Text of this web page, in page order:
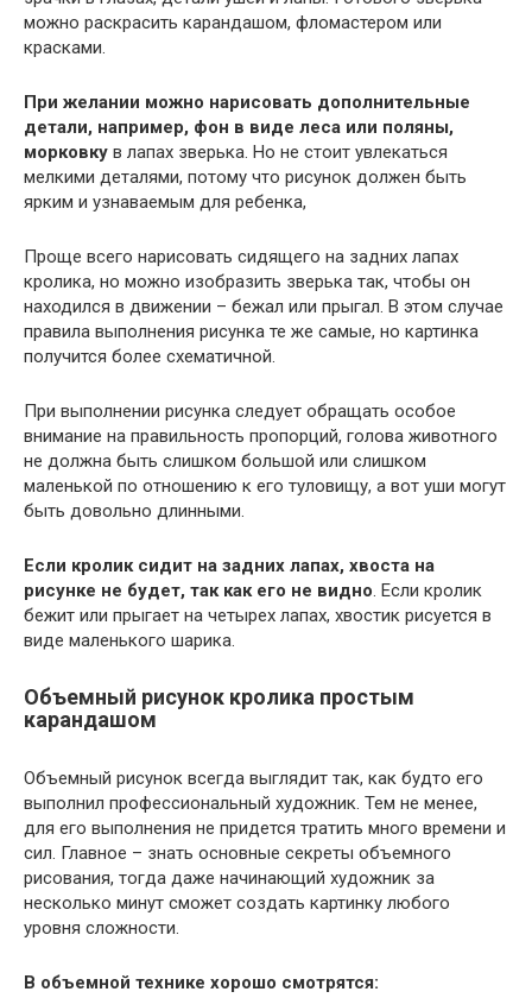
можно раскрасить карандашом, фломастером или
красками.
При желании можно нарисовать дополнительные
детали, например, фон в виде леса или поляны,
морковку в лапах зверька. Но не стоит увлекаться
мелкими деталями, потому что рисунок должен быть
ярким и узнаваемым для ребенка,
Проще всего нарисовать сидящего на задних лапах
кролика, но можно изобразить зверька так, чтобы он
находился в движении – бежал или прыгал. В этом случае
правила выполнения рисунка те же самые, но картинка
получится более схематичной.
При выполнении рисунка следует обращать особое
внимание на правильность пропорций, голова животного
не должна быть слишком большой или слишком
маленькой по отношению к его туловищу, а вот уши могут
быть довольно длинными.
Если кролик сидит на задних лапах, хвоста на
рисунке не будет, так как его не видно . Если кролик
бежит или прыгает на четырех лапах, хвостик рисуется в
виде маленького шарика.
Объемный рисунок кролика простым
карандашом
Объемный рисунок всегда выглядит так, как будто его
выполнил профессиональный художник. Тем не менее,
для его выполнения не придется тратить много времени и
сил. Главное – знать основные секреты объемного
рисования, тогда даже начинающий художник за
несколько минут сможет создать картинку любого
уровня сложности.
В объемной технике хорошо смотрятся: